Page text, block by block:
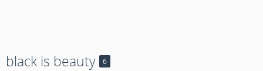
black is beauty 6